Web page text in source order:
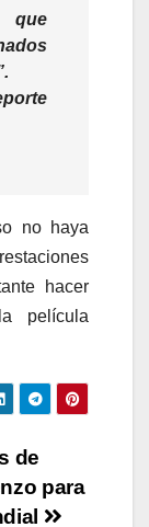
que
no haya
hacer
película
de
para